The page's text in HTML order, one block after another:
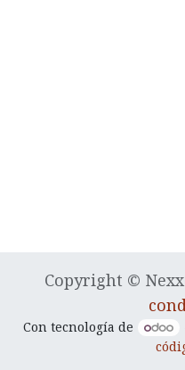
Copyright ©
Con tecnología de